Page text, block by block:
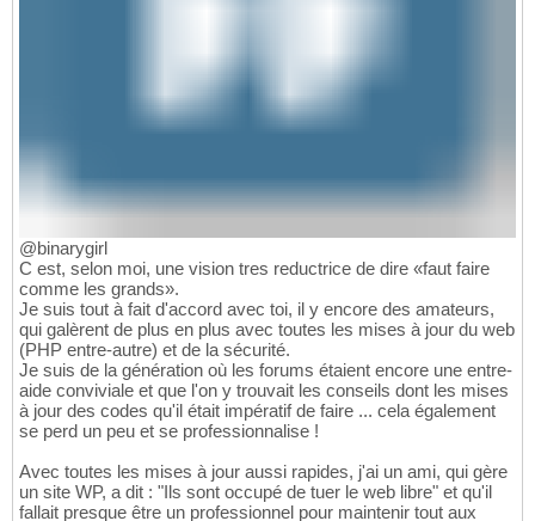
@binarygirl
C est, selon moi, une vision tres reductrice de dire «faut faire
comme les grands».
Je suis tout à fait d'accord avec toi, il y encore des amateurs,
qui galèrent de plus en plus avec toutes les mises à jour du web
(PHP entre-autre) et de la sécurité.
Je suis de la génération où les forums étaient encore une entre-
aide conviviale et que l'on y trouvait les conseils dont les mises
à jour des codes qu'il était impératif de faire ... cela également
se perd un peu et se professionnalise !
Avec toutes les mises à jour aussi rapides, j'ai un ami, qui gère
un site WP, a dit : "Ils sont occupé de tuer le web libre" et qu'il
fallait presque être un professionnel pour maintenir tout aux